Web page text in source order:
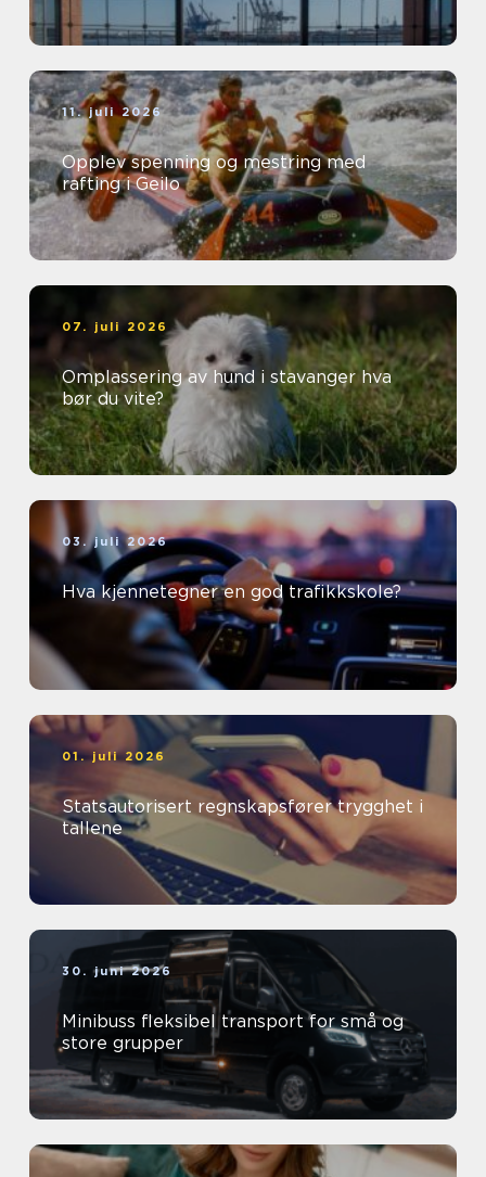
11. juli 2026
Opplev spenning og mestring med
rafting i Geilo
07. juli 2026
Omplassering av hund i stavanger hva
bør du vite?
03. juli 2026
Hva kjennetegner en god trafikkskole?
01. juli 2026
Statsautorisert regnskapsfører trygghet i
tallene
30. juni 2026
Minibuss fleksibel transport for små og
store grupper